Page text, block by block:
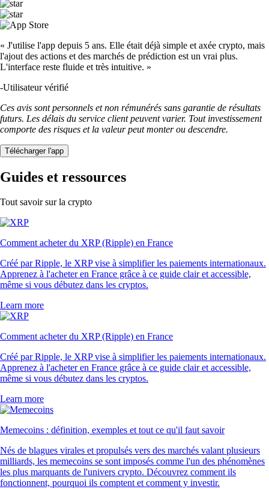
« J'utilise l'app depuis 5 ans. Elle était déjà simple et axée crypto, mais
l'ajout des actions et des marchés de prédiction est un vrai plus.
L'interface reste fluide et très intuitive. »
-Utilisateur vérifié
Ces avis sont personnels et non rémunérés sans garantie de résultats
futurs. Les délais du service client peuvent varier. Tout investissement
comporte des risques et la valeur peut monter ou descendre.
Télécharger l'app
Guides et ressources
Tout savoir sur la crypto
Comment acheter du XRP (Ripple) en France
Créé par Ripple, le XRP vise à simplifier les paiements internationaux.
Apprenez à l'acheter en France grâce à ce guide clair et accessible,
même si vous débutez dans les cryptos.
Learn more
Comment acheter du XRP (Ripple) en France
Créé par Ripple, le XRP vise à simplifier les paiements internationaux.
Apprenez à l'acheter en France grâce à ce guide clair et accessible,
même si vous débutez dans les cryptos.
Learn more
Memecoins : définition, exemples et tout ce qu'il faut savoir
Nés de blagues virales et propulsés vers des marchés valant plusieurs
milliards, les memecoins se sont imposés comme l'un des phénomènes
les plus marquants de l'univers crypto. Découvrez comment ils
fonctionnent, pourquoi ils comptent et comment y investir.